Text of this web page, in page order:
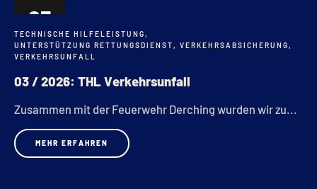
05
FEB.
TECHNISCHE HILFELEISTUNG,
UNTERSTÜTZUNG RETTUNGSDIENST, VERKEHRSABSICHERUNG,
VERKEHRSUNFALL
03 / 2026: THL Verkehrsunfall
Zusammen mit der Feuerwehr Derching wurden wir zu...
MEHR ERFAHREN